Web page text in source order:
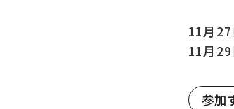
11月
11月
参加